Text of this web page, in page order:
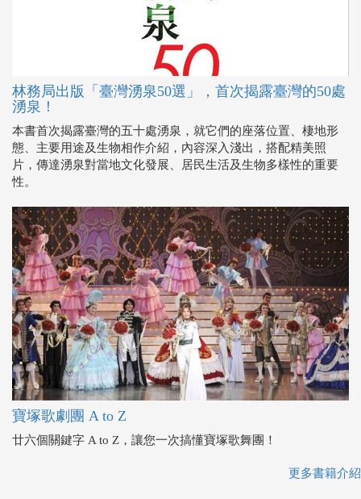
林務局出版「臺灣湧泉50選」，首次揭露臺灣的50處
湧泉！
本書首次揭露臺灣的五十處湧泉，就它們的座落位置、棲地形
態、主要用途及生物相作介紹，內容深入淺出，搭配精美照
片，傳達湧泉對當地文化發展、居民生活及生物多樣性的重要
性。
寶塚歌劇團 A to Z
廿六個關鍵字 A to Z，讓您一次搞懂寶塚歌舞團！
更多書籍介紹